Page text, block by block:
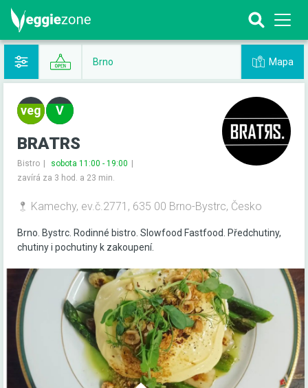
Brno Mapa
BRATRS
Bistro
sobota 11:00 - 19:00
zavírá za 3 hod. a 23 min.
Kamechy, ev.č.2771, 635 00 Brno-Bystrc, Česko
Brno. Bystrc. Rodinné bistro. Slowfood Fastfood. Předchutiny,
chutiny i pochutiny k zakoupení.